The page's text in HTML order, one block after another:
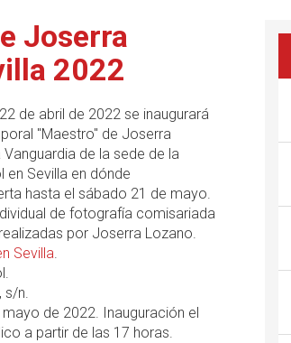
Joserra
2022
de abril de 2022 se inaugurará
"Maestro" de Joserra
de la sede de la
en Sevilla en dónde
hasta el sábado 21 de mayo.
de fotografía comisariada
por Joserra Lozano.
Sevilla.
s/n.
de 2022. Inauguración el
a partir de las 17 horas.